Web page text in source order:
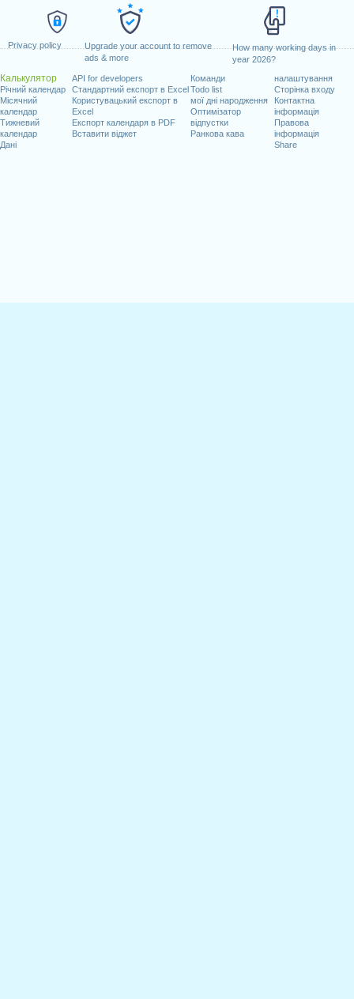
Privacy policy
Upgrade your account to remove
ads & more
How many working days in
year 2026?
Калькулятор
Річний календар
Місячний
календар
Тижневий
календар
Дані
API for developers
Стандартний експорт в Excel
Користувацький експорт в
Excel
Експорт календаря в PDF
Вставити віджет
Команди
Todo list
мої дні народження
Оптимізатор
відпустки
Ранкова кава
налаштування
Сторінка входу
Контактна
інформація
Правова
інформація
Share